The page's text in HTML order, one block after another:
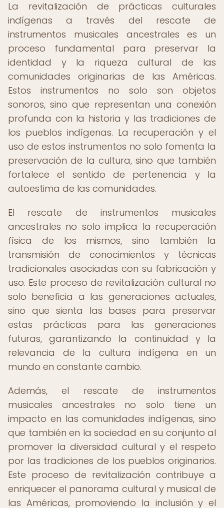
La revitalización de prácticas culturales
indígenas a través del rescate de
instrumentos musicales ancestrales es un
proceso fundamental para preservar la
identidad y la riqueza cultural de las
comunidades originarias de las Américas.
Estos instrumentos no solo son objetos
sonoros, sino que representan una conexión
profunda con la historia y las tradiciones de
los pueblos indígenas. La recuperación y el
uso de estos instrumentos no solo fomenta la
preservación de la cultura, sino que también
fortalece el sentido de pertenencia y la
autoestima de las comunidades.
El rescate de instrumentos musicales
ancestrales no solo implica la recuperación
física de los mismos, sino también la
transmisión de conocimientos y técnicas
tradicionales asociadas con su fabricación y
uso. Este proceso de revitalización cultural no
solo beneficia a las generaciones actuales,
sino que sienta las bases para preservar
estas prácticas para las generaciones
futuras, garantizando la continuidad y la
relevancia de la cultura indígena en un
mundo en constante cambio.
Además, el rescate de instrumentos
musicales ancestrales no solo tiene un
impacto en las comunidades indígenas, sino
que también en la sociedad en su conjunto al
promover la diversidad cultural y el respeto
por las tradiciones de los pueblos originarios.
Este proceso de revitalización contribuye a
enriquecer el panorama cultural y musical de
las Américas, promoviendo la inclusión y el